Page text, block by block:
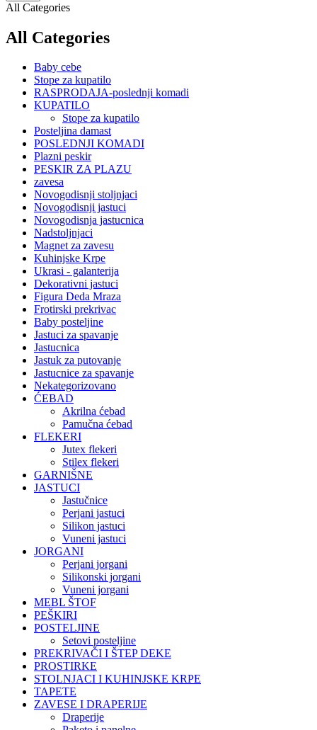
All Categories
All Categories
Baby cebe
Stope za kupatilo
RASPRODAJA-poslednji komadi
KUPATILO
Stope za kupatilo
Posteljina damast
POSLEDNJI KOMADI
Plazni peskir
PESKIR ZA PLAZU
zavesa
Novogodisnji stoljnjaci
Novogodisnji jastuci
Novogodisnja jastucnica
Nadstoljnjaci
Magnet za zavesu
Kuhinjske Krpe
Ukrasi - galanterija
Dekorativni jastuci
Figura Deda Mraza
Frotirski prekrivac
Baby posteljine
Jastuci za spavanje
Jastucnica
Jastuk za putovanje
Jastucnice za spavanje
Nekategorizovano
ĆEBAD
Akrilna ćebad
Pamučna ćebad
FLEKERI
Jutex flekeri
Stilex flekeri
GARNIŠNE
JASTUCI
Jastučnice
Perjani jastuci
Silikon jastuci
Vuneni jastuci
JORGANI
Perjani jorgani
Silikonski jorgani
Vuneni jorgani
MEBL ŠTOF
PEŠKIRI
POSTELJINE
Setovi posteljine
PREKRIVAČI I ŠTEP DEKE
PROSTIRKE
STOLNJACI I KUHINJSKE KRPE
TAPETE
ZAVESE I DRAPERIJE
Draperije